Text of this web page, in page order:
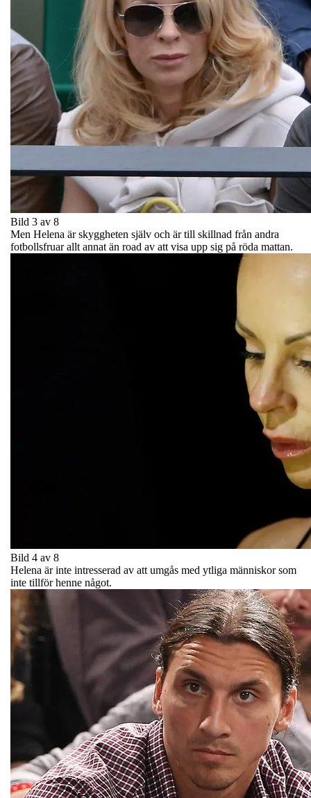
Bild 3 av 8
Men Helena är skyggheten själv och är till skillnad från andra
fotbollsfruar allt annat än road av att visa upp sig på röda mattan.
Bild 4 av 8
Helena är inte intresserad av att umgås med ytliga människor som
inte tillför henne något.